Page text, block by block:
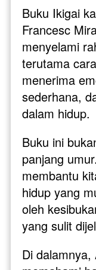
Buku Ikigai
Francesc
menyelami
terutama
menerima
sederhana,
dalam hidup.
Buku ini
panjang
membantu
hidup yang
oleh
yang sulit
Di